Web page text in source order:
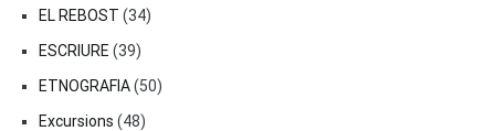
EL REBOST (34)
ESCRIURE (39)
ETNOGRAFIA(50)
Excursions (48)